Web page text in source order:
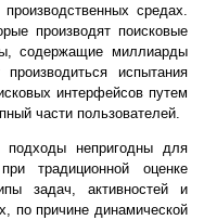
средах.
производят поисковые
содержащие миллиарды
испытания
интерфейсов путем
части пользователей.
непригодны для
традиционной оценке
задач, активностей и
по причине динамической